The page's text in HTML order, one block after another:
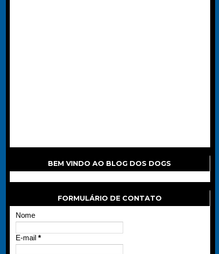
BEM VINDO AO BLOG DOS DOGS
FORMULÁRIO DE CONTATO
Nome
E-mail *